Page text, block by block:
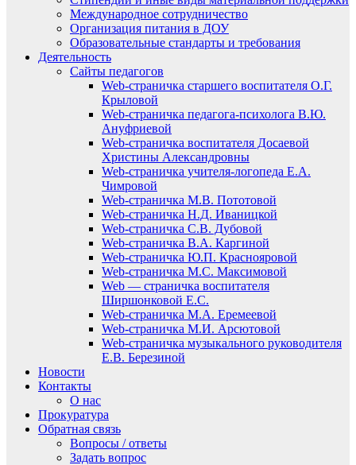
Международное сотрудничество
Организация питания в ДОУ
Образовательные стандарты и требования
Деятельность
Сайты педагогов
Web-страничка старшего воспитателя О.Г.
Крыловой
Web-страничка педагога-психолога В.Ю.
Ануфриевой
Web-страничка воспитателя Досаевой
Христины Александровны
Web-страничка учителя-логопеда Е.А.
Чимровой
Web-страничка М.В. Пототовой
Web-страничка Н.Д. Иваницкой
Web-страничка С.В. Дубовой
Web-страничка В.А. Каргиной
Web-страничка Ю.П. Краснояровой
Web-страничка М.С. Максимовой
Web — страничка воспитателя
Ширшонковой Е.С.
Web-страничка М.А. Еремеевой
Web-страничка М.И. Арсютовой
Web-страничка музыкального руководителя
Е.В. Березиной
Новости
Контакты
О нас
Прокуратура
Обратная связь
Вопросы / ответы
Задать вопрос